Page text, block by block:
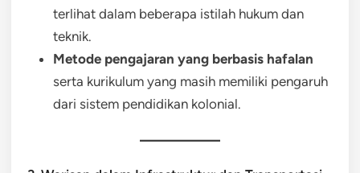
terlihat dalam beberapa istilah hukum dan
teknik.
Metode pengajaran yang berbasis hafalan
serta kurikulum yang masih memiliki pengaruh
dari sistem pendidikan kolonial.